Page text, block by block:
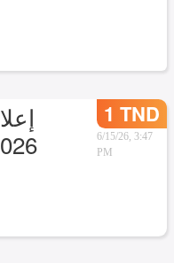
1 TND
6/15/26, 3:47
PM